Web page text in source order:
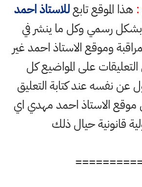
: هذا الموقع تابعللاستاذ احمد
بشكل رسمي وكل ما ينشر في
وموقع الاستاذ احمد غير
على المواضيع كل
نفسه عند كتابة التعليق
الاستاذ احمد مهدي اي
قانونية حيال ذلك